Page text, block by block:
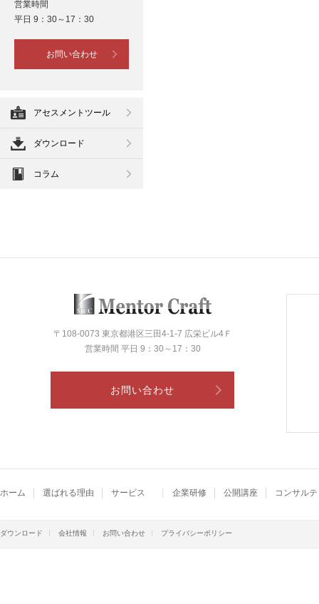
営業時間
平日 9：30～17：30
お問い合わせ
アセスメントツール
ダウンロード
コラム
〒108-0073 東京都港区三田4-1-7 広栄ビル4Ｆ
営業時間 平日 9：30～17：30
お問い合わせ
ホーム 選ばれる理由 サービス 企業研修 公開講座 コンサル
ダウンロード 会社情報 お問い合わせ プライバシーポリシー